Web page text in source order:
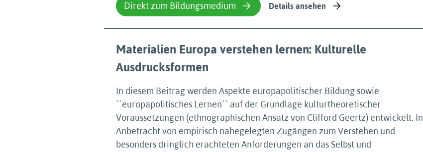
Direkt zum Bildungsmedium Details ansehen
Materialien Europa verstehen lernen: Kulturelle
Ausdrucksformen
In diesem Beitrag werden Aspekte europapolitischer Bildung sowie
´´europapolitisches Lernen´´ auf der Grundlage kulturtheoretischer
Voraussetzungen (ethnographischen Ansatz von Clifford Geertz) entwickelt. In
Anbetracht von empirisch nahegelegten Zugängen zum Verstehen und
besonders dringlich erachteten Anforderungen an das Selbst und